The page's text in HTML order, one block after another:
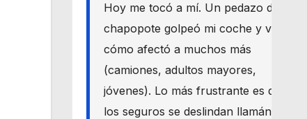
Hoy me tocó a mí. Un pedazo de
chapopote golpeó mi coche y vi
cómo afectó a muchos más
(camiones, adultos mayores,
jóvenes). Lo más frustrante es que
los seguros se deslindan llamándolo